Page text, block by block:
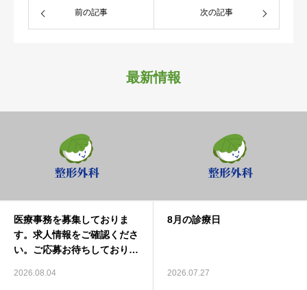
前の記事 次の記事
最新情報
医療事務を募集しておりま
す。求人情報をご確認くださ
い。ご応募お待ちしておりま
2026.08.04
8月の診療日
2026.07.27